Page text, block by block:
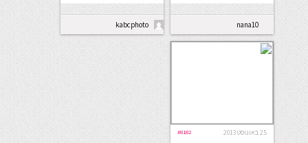
nana10
kabcphoto
25 באוגוסט 2013 #8182